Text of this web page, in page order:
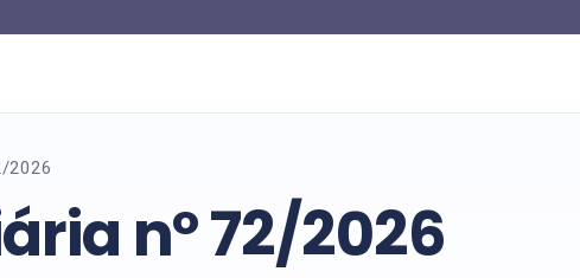
2026
nº 72/2026